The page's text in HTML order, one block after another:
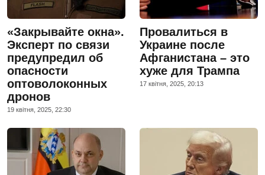
«Закрывайте окна».
Эксперт по связи
предупредил об
опасности
оптоволоконных
дронов
19 квiтня, 2025, 22:30
Провалиться в
Украине после
Афганистана – это
хуже для Трампа
17 квiтня, 2025, 20:13